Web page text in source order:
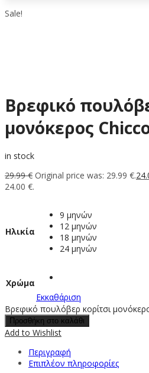
Sale!
Βρεφικό
μονόκερος
in stock
29.99€ Original price was: 29.99 €.
24.00 €.
Ηλικία
9 μηνών
12 μηνών
18 μηνών
24 μηνών
Χρώμα
Εκκαθάριση
Βρεφικό πουλόβερ κορίτσι
Προσθήκη στο καλάθι
Add to Wishlist
Περιγραφή
Επιπλέον πληροφορίες